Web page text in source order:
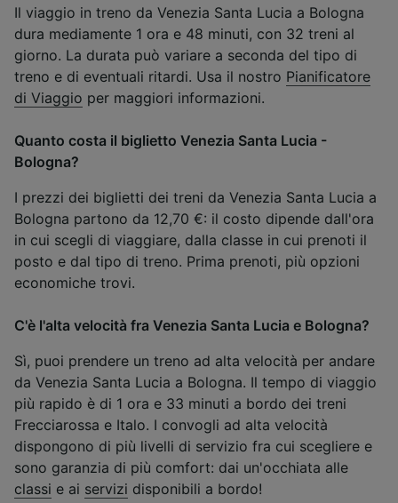
Il viaggio in treno da Venezia Santa Lucia a Bologna
dura mediamente 1 ora e 48 minuti, con 32 treni al
giorno. La durata può variare a seconda del tipo di
treno e di eventuali ritardi. Usa il nostro Pianificatore
di Viaggio per maggiori informazioni.
Quanto costa il biglietto Venezia Santa Lucia -
Bologna?
I prezzi dei biglietti dei treni da Venezia Santa Lucia a
Bologna partono da 12,70 €: il costo dipende dall'ora
in cui scegli di viaggiare, dalla classe in cui prenoti il
posto e dal tipo di treno. Prima prenoti, più opzioni
economiche trovi.
C'è l'alta velocità fra Venezia Santa Lucia e Bologna?
Sì, puoi prendere un treno ad alta velocità per andare
da Venezia Santa Lucia a Bologna. Il tempo di viaggio
più rapido è di 1 ora e 33 minuti a bordo dei treni
Frecciarossa e Italo. I convogli ad alta velocità
dispongono di più livelli di servizio fra cui scegliere e
sono garanzia di più comfort: dai un'occhiata alle
classi e ai servizi disponibili a bordo!